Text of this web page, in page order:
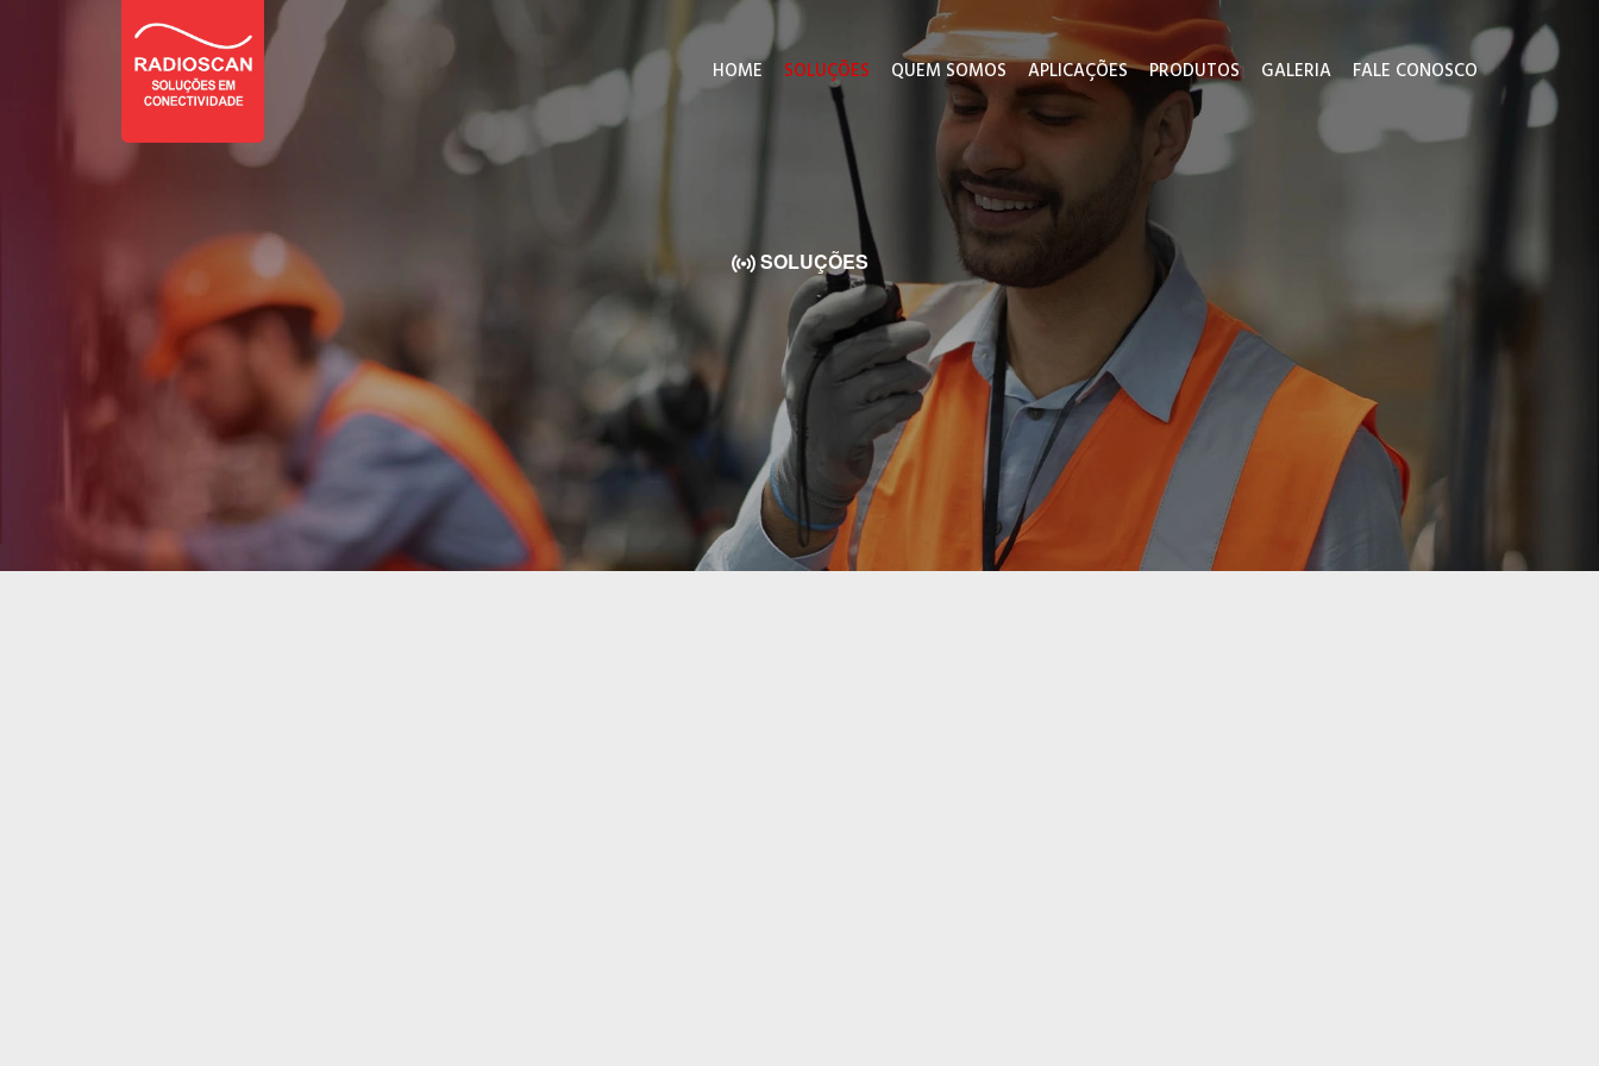
HOME SOLUÇÕES QUEM SOMOS APLICAÇÕES PRODUTOS GALERIA FALE CONOSCO
SOLUÇÕES